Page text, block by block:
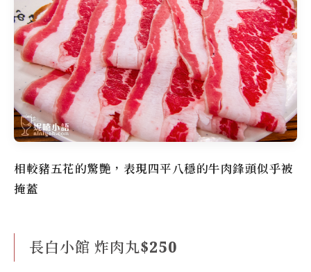
相較豬五花的驚艷，表現四平八穩的牛肉鋒頭似乎被
掩蓋
長白小館 炸肉丸$250